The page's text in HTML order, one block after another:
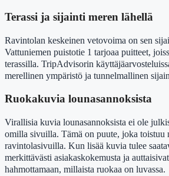
Terassi ja sijainti meren lähellä
Ravintolan keskeinen vetovoima on sen
Vattuniemen puistotie 1 tarjoaa puitteet,
terassilla. TripAdvisorin
merellinen ympäristö ja tunnelmallinen
Ruokakuvia lounasannoksista
Virallisia kuvia lounasannoksista ei ole
omilla sivuilla. Tämä on puute, joka
ravintolasivuilla. Kun lisää kuvia tulee
merkittävästi asiakaskokemusta ja
hahmottamaan, millaista ruokaa on luvassa.